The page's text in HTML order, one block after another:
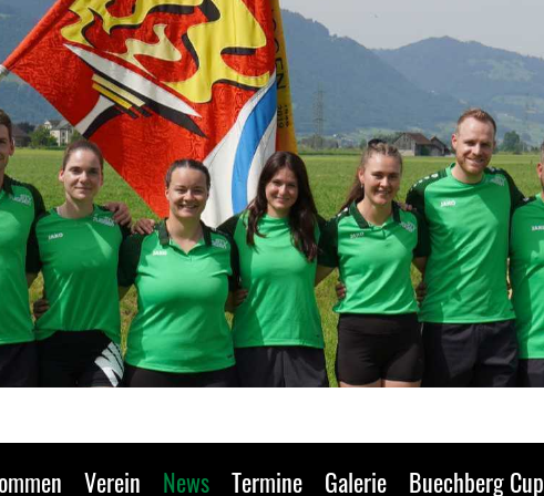
Verein News Termine Galerie Buechberg Cup